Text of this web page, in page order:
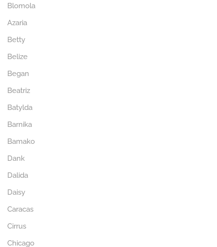
Blomola
Azaria
Betty
Belize
Began
Beatriz
Batylda
Barnika
Bamako
Dank
Dalida
Daisy
Caracas
Cirrus
Chicago